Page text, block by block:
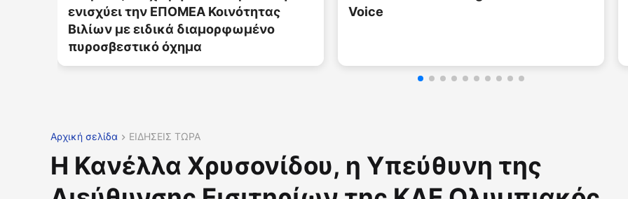
ενισχύει την ΕΠΟΜΕΑ Κοινότητας
Βιλίων με ειδικά διαμορφωμένο
πυροσβεστικό όχημα
Voice
Αρχική σελίδα ΕΙΔΗΣΕΙΣ ΤΩΡΑ
Η Κανέλλα Χρυσονίδου, η Υπεύθυνη της